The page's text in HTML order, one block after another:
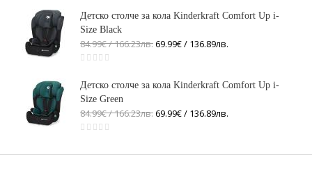
Детско столче за кола Kinderkraft Comfort Up i-
Size Black
84.99€ / 166.23лв.69.99€ / 136.89лв.
Детско столче за кола Kinderkraft Comfort Up i-
Size Green
84.99€ / 166.23лв.69.99€ / 136.89лв.